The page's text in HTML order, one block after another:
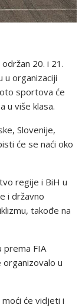
20. i 21.
u organizaciji
sportova će
u više klasa.
Slovenije,
će se naći oko
regije i BiH u
i državno
takođe na
prema FIA
u
će vidjeti i